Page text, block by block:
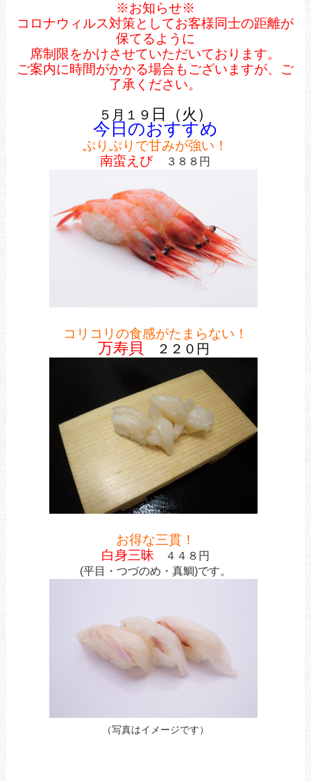
※お知らせ※
コロナウィルス対策としてお客様同士の距離が
保てるように
席制限をかけさせていただいております。
ご案内に時間がかかる場合もございますが、ご
了承ください。
５月１９ 日（火）
今日のおすすめ
ぷりぷりで甘みが強い！
南蛮えび
３８８円
コリコリの食感がたまらない！
万寿貝 ２２０円
お得な三貫！
白身三昧 ４４８円
(平目・つづのめ・真鯛)です。
（写真はイメージです）